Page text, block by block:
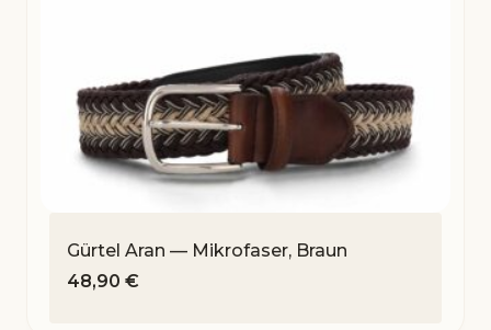
Gürtel Aran — Mikrofaser, Braun
48,90 €